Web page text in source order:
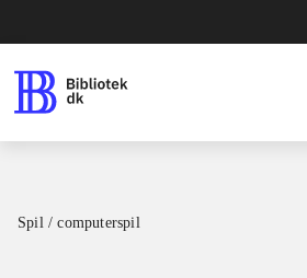
Spil / computerspil